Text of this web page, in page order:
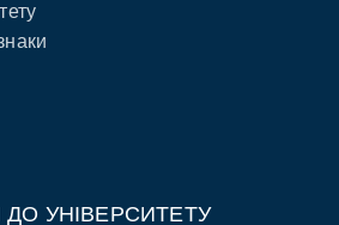
ДО УНІВЕРСИТЕТУ